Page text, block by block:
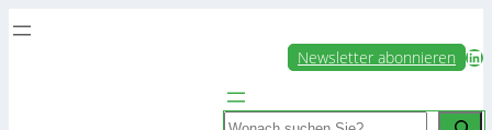
Newsletter abonnieren LinkedIn
Search